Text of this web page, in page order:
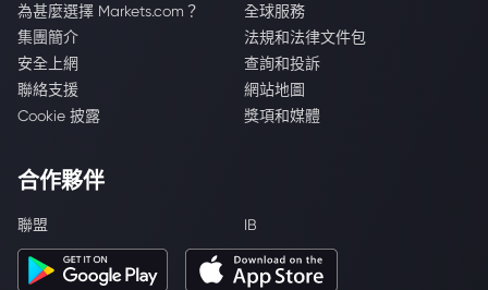
為甚麼選擇 Markets.com？
全球服務
集團簡介
法規和法律文件包
安全上網
查詢和投訴
聯絡支援
網站地圖
Cookie 披露
獎項和媒體
合作夥伴
聯盟 IB